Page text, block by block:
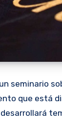
seminario
que está